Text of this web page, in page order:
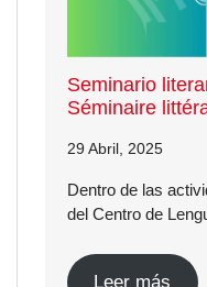
Seminario
Séminaire
29 Abril, 2025
Dentro de las
del Centro de
Leer más